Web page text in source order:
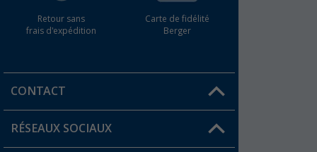
Retour sans
frais d'expédition
Carte de fidélité
Berger
CONTACT
Une question ?
RÉSEAUX SOCIAUX